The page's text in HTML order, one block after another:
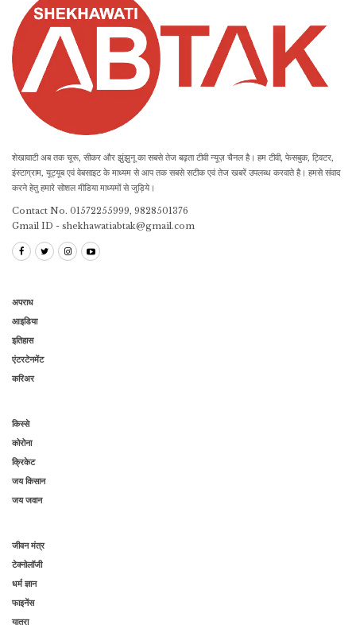
शेखावाटी अब तक चूरू, सीकर और झुंझुनू का सबसे तेज बढ़ता टीवी न्यूज़ चैनल है। हम टीवी, फेसबुक, ट्विटर,
इंस्टाग्राम, यूट्यूब एवं वेबसाइट के माध्यम से आप तक सबसे सटीक एवं तेज खबरें उपलब्ध करवाते है। हमसे संवाद
करने हेतु हमारे सोशल मीडिया माध्यमों से जुड़िये।
Contact No. 01572255999, 9828501376
Gmail ID - shekhawatiabtak@gmail.com
अपराध
आइडिया
इतिहास
एंटरटेनमेंट
करिअर
किस्से
कोरोना
क्रिकेट
जय किसान
जय जवान
जीवन मंत्र
टेक्नोलॉजी
धर्म ज्ञान
फाइनेंस
यात्रा